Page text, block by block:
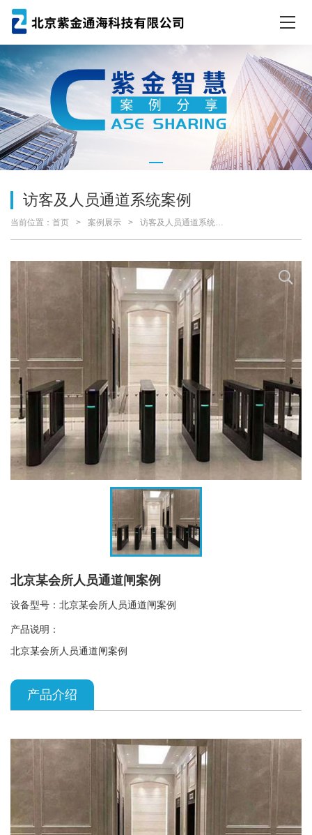
访客及人员通道系统案例
当前位置： 首页 案例展示 访客及人员通道系统案例
北京某会所人员通道闸案例
设备型号：北京某会所人员通道闸案例
产品说明：
北京某会所人员通道闸案例
产品介绍